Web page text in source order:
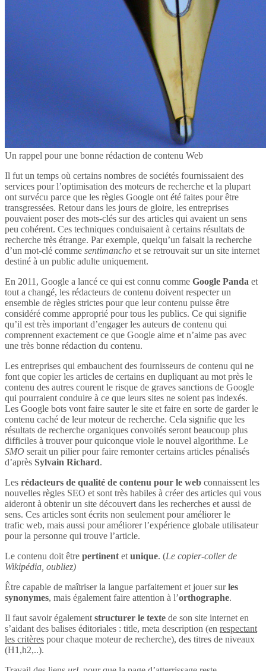
Un rappel pour une bonne rédaction de contenu Web
Il fut un temps où certains nombres de sociétés fournissaient des
services pour l’optimisation des moteurs de recherche et la plupart
ont survécu parce que les règles Google ont été faites pour être
transgressées. Retour dans les jours de gloire, les entreprises
pouvaient poser des mots-clés sur des articles qui avaient un sens
peu cohérent. Ces techniques conduisaient à certains résultats de
recherche très étrange. Par exemple, quelqu’un faisait la recherche
d’un mot-clé comme sentimancho et se retrouvait sur un site internet
destiné à un public adulte uniquement.
En 2011, Google a lancé ce qui est connu comme Google Panda et
tout a changé, les rédacteurs de contenu doivent respecter un
ensemble de règles strictes pour que leur contenu puisse être
considéré comme approprié pour tous les publics. Ce qui signifie
qu’il est très important d’engager les auteurs de contenu qui
comprennent exactement ce que Google aime et n’aime pas avec
une très bonne rédaction du contenu.
Les entreprises qui embauchent des fournisseurs de contenu qui ne
font que copier les articles de certains en dupliquant au mot près le
contenu des autres courent le risque de graves sanctions de Google
qui pourraient conduire à ce que leurs sites ne soient pas indexés.
Les Google bots vont faire sauter le site et faire en sorte de garder le
contenu caché de leur moteur de recherche. Cela signifie que les
résultats de recherche organiques convoités seront beaucoup plus
difficiles à trouver pour quiconque viole le nouvel algorithme. Le
SMO serait un pilier pour faire remonter certains articles pénalisés
d’après Sylvain Richard.
Les rédacteurs de qualité de contenu pour le web connaissent les
nouvelles règles SEO et sont très habiles à créer des articles qui vous
aideront à obtenir un site découvert dans les recherches et aussi de
sens. Ces articles sont écrits non seulement pour améliorer le
trafic web, mais aussi pour améliorer l’expérience globale utilisateur
pour la personne qui trouve l’article.
Le contenu doit être pertinent et unique. (Le copier-coller de
Wikipédia, oubliez)
Être capable de maîtriser la langue parfaitement et jouer surles
synonymes, mais également faire attention à l’orthographe.
Il faut savoir également structurer le texte de son site internet en
s’aidant des balises éditoriales : title, meta description (en respectant
les critères pour chaque moteur de recherche), des titres de niveaux
(H1,h2,..).